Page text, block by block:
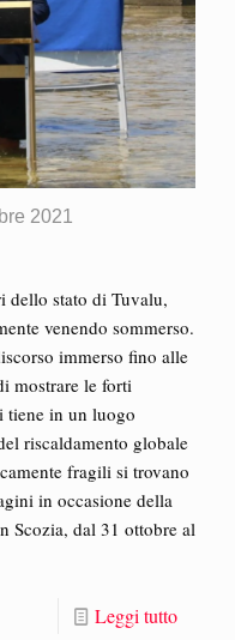
2021
dello stato di Tuvalu,
venendo sommerso.
immerso fino alle
mostrare le forti
tiene in un luogo
riscaldamento globale
fragili si trovano
in occasione della
Scozia, dal 31 ottobre al
Leggi tutto